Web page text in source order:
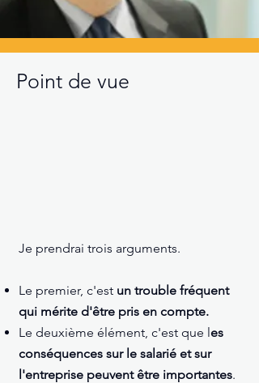
Point de vue
Je prendrai trois arguments.
Le premier, c'est un trouble fréquent
qui mérite d'être pris en compte.
Le deuxième élément, c'est que les
conséquences sur le salarié et sur
l'entreprise peuvent être importantes.